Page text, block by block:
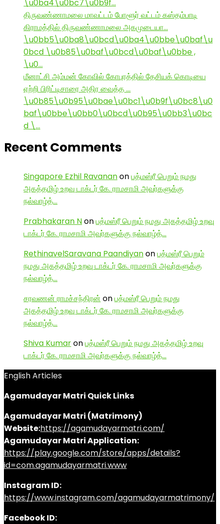
\u0ba4\u0bc7\u0b9f…
திருவண்ணாமலை மாவட்டம் போளூர் வட்டம் கஸ்தம்பாடி
கிராமத்தில் திருவண்ணாமலை அகமுடையா…
\u0bb5\u0ba8\u0bcd\u0ba4\u0bbe\u0baf\u
0bcd \u0b85\u0baf\u0bcd\u0baf\u0bbe ,
\u0…
மீனாட்சி அம்மன் கோவில் கோபுரத்தில் தேசியக் கொடியை
ஏற்றி பிரிட்டிசாரை அதிர வைத்த …
\u0b85\u0b95\u0bae\u0bc1\u0b9f\u0bc8\u0
baf\u0bbe\u0bb0\u0bcd\u0b95\u0bb3\u0bc
d \…
Recent Comments
Singapore Ezhil Ravananonபத்மஸ்ரீ பெறும் நமது
அகத்தமிழ் உறவு டாக்டர் கே. ராமசாமி அவர்களுக்கு
நல்வாழ்த்…
Prabhakaran Nonபத்மஸ்ரீ பெறும் நமது அகத்தமிழ் உறவு
டாக்டர் கே. ராமசாமி அவர்களுக்கு நல்வாழ்த்…
RethinavelSaravana Paandiyanonபத்மஸ்ரீ பெறும்
நமது அகத்தமிழ் உறவு டாக்டர் கே. ராமசாமி அவர்களுக்கு
நல்வாழ்த்…
சரவணன் ராமச்சந்திரன் onபத்மஸ்ரீ பெறும் நமது
அகத்தமிழ் உறவு டாக்டர் கே. ராமசாமி அவர்களுக்கு
நல்வாழ்த்…
Shiva Kumaronபத்மஸ்ரீ பெறும் நமது அகத்தமிழ் உறவு
டாக்டர் கே. ராமசாமி அவர்களுக்கு நல்வாழ்த்…
English Articles
Agamudayar Matri Quick Links
Agamudayar Matri (Matrimony)
Website:https://agamudayarmatri.com/
Agamudayar Matri Application:
https://play.google.com/store/apps/details?
id=com.agamudayarmatri.www
Instagram ID:
https://www.instagram.com/agamudayarmatrimony/
Facebook ID: